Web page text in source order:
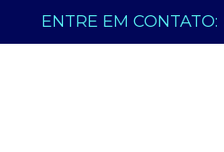
ENTRE EM CONTATO: